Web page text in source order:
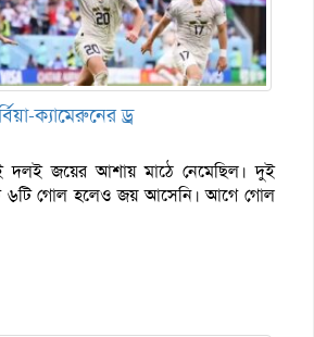
ক্যামেরুনের ড্র
দলই জয়ের আশায় মাঠে নেমেছিল। দুই
৬টি গোল হলেও জয় আসেনি। আগে গোল